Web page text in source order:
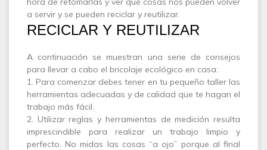
a servir y se pueden reciclar y reutilizar.
RECICLAR Y REUTILIZAR
A continuación se muestran una serie de consejos
para llevar a cabo el bricolaje ecológico en casa:
1. Para comenzar debes tener en tu pequeño taller las
herramientas adecuadas y de calidad que te hagan el
trabajo más fácil.
2. Utilizar reglas y herramientas de medición resulta
imprescindible para realizar un trabajo limpio y
perfecto. No midas las cosas “a ojo” porque al final